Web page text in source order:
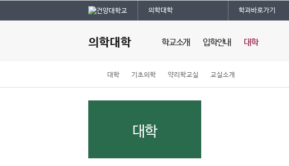
의학대학 학과바로가기
의학대학 학교소개
의과대학 소개
조직안내
캠퍼스안내
입학안내
대학입학안내
진로체험
대학
임상의학
페
이
대학 기초의학 약리학교실 교실소개
대학